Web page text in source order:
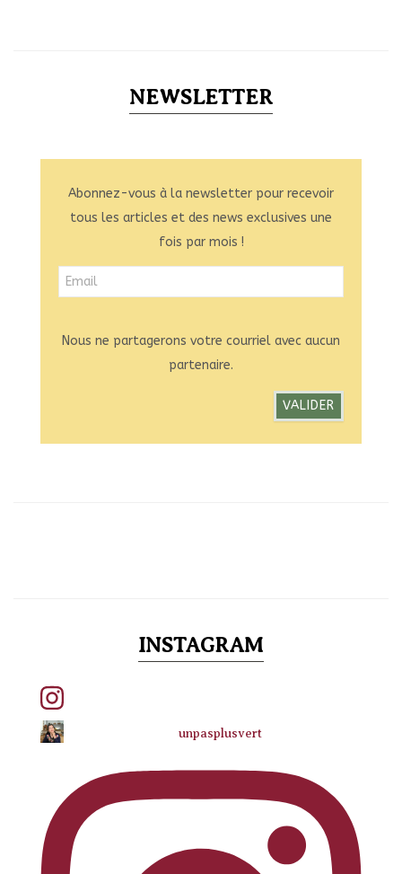
NEWSLETTER
Abonnez-vous à la newsletter pour recevoir
tous les articles et des news exclusives une
fois par mois !
Nous ne partagerons votre courriel avec aucun
partenaire.
INSTAGRAM
unpasplusvert